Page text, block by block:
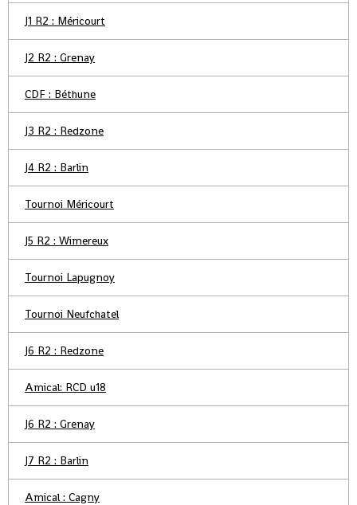
J1 R2 : Méricourt
J2 R2 : Grenay
CDF : Béthune
J3 R2 : Redzone
J4 R2 : Barlin
Tournoi Méricourt
J5 R2 : Wimereux
Tournoi Lapugnoy
Tournoi Neufchatel
J6 R2 : Redzone
Amical: RCD u18
J6 R2 : Grenay
J7 R2 : Barlin
Amical : Cagny